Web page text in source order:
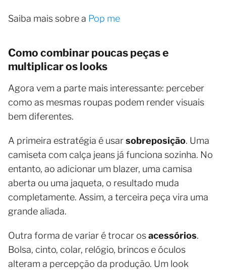
Saiba mais sobre a Pop me
Como combinar poucas peças e
multiplicar os looks
Agora vem a parte mais interessante: perceber
como as mesmas roupas podem render visuais
bem diferentes.
A primeira estratégia é usarsobreposição. Uma
camiseta com calça jeans já funciona sozinha. No
entanto, ao adicionar um blazer, uma camisa
aberta ou uma jaqueta, o resultado muda
completamente. Assim, a terceira peça vira uma
grande aliada.
Outra forma de variar é trocar osacessórios.
Bolsa, cinto, colar, relógio, brincos e óculos
alteram a percepção da produção. Um look